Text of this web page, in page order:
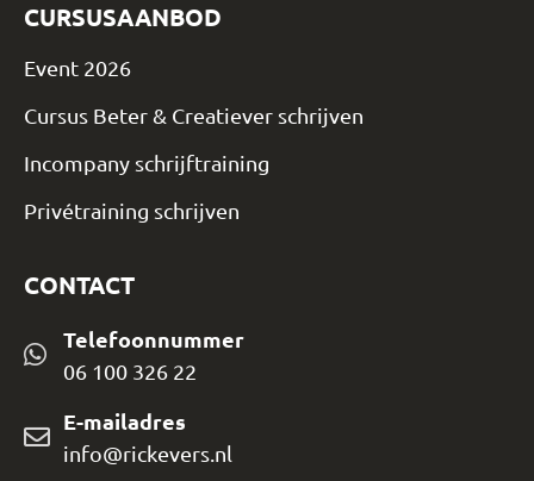
CURSUSAANBOD
Event 2026
Cursus Beter & Creatiever schrijven
Incompany schrijftraining
Privétraining schrijven
CONTACT
Telefoonnummer
06 100 326 22
E-mailadres
info@rickevers.nl